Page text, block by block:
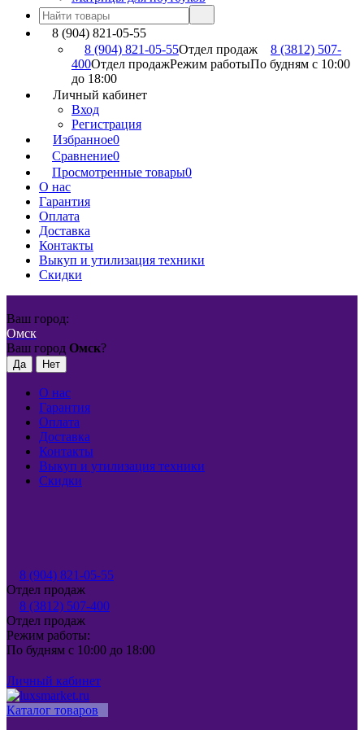
8 (904) 821-05-55
8 (904) 821-05-55Отдел продаж
8 (3812) 507-
400Отдел продажРежим работыПо будням с 10:00
до 18:00
Личный кабинет
Вход
Регистрация
Избранное0
Сравнение0
Просмотренные товары0
О нас
Гарантия
Оплата
Доставка
Контакты
Выкуп и утилизация техники
Скидки
Ваш город:
Омск
Ваш город Омск?
О нас
Гарантия
Оплата
Доставка
Контакты
Выкуп и утилизация техники
Скидки
8 (904) 821-05-55
Отдел продаж
8 (3812) 507-400
Отдел продаж
Режим работы:
По будням с 10:00 до 18:00
Личный кабинет
Каталог товаров